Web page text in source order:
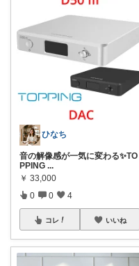
ひなち
音の解像感が一気に変わる✨TO
PPING ...
￥ 33,000
0 0 4
コレ いいね